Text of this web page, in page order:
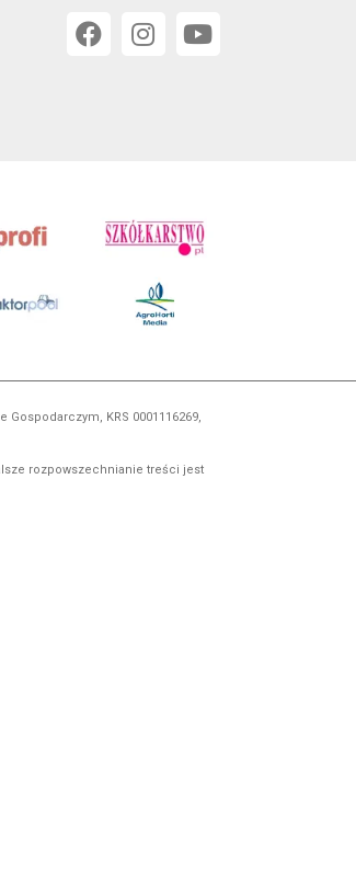
KRS 0001116269,
rozpowszechnianie treści jest